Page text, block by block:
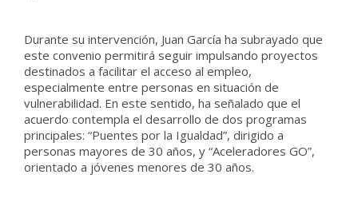
Durante su intervención, Juan García ha subrayado que
este convenio permitirá seguir impulsando proyectos
destinados a facilitar el acceso al empleo,
especialmente entre personas en situación de
vulnerabilidad. En este sentido, ha señalado que el
acuerdo contempla el desarrollo de dos programas
principales: “Puentes por la Igualdad”, dirigido a
personas mayores de 30 años, y “Aceleradores GO”,
orientado a jóvenes menores de 30 años.